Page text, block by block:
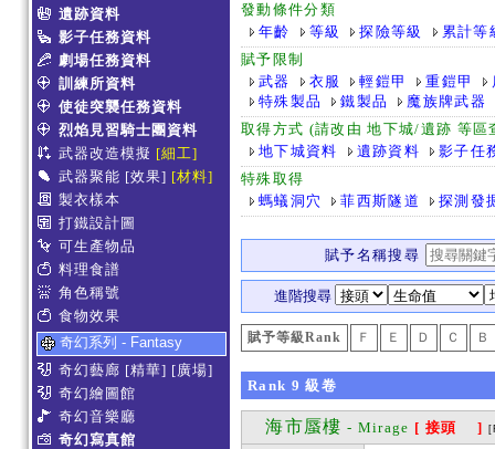
遺跡資料
影子任務資料
劇場任務資料
訓練所資料
使徒突襲任務資料
烈焰見習騎士團資料
武器改造模擬 [細工]
武器聚能 [效果] [材料]
製衣樣本
打鐵設計圖
可生產物品
料理食譜
角色稱號
食物效果
奇幻系列 - Fantasy
奇幻藝廊 [精華] [廣場]
奇幻繪圖館
奇幻音樂廳
奇幻寫真館
發動條件分類
年齡
等級 探險等級
累計等
賦予限制
武器
衣服 輕鎧甲 重鎧甲
特殊製品
鐵製品
魔族牌武器
取得方式 (請改由 地下城/遺跡 等區
地下城資料
遺跡資料
影子任
特殊取得
螞蟻洞穴
菲西斯隧道 探測發
賦予名稱搜尋
進階搜尋
賦予等級Rank Ｆ Ｅ Ｄ Ｃ Ｂ
Rank 9 級卷
海市蜃樓 - Mirage [ 接頭 ]